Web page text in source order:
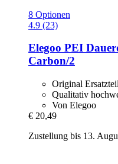
8 Optionen
4.9 (23)
Elegoo PEI
Carbon/2
Original Ersatzteil
Qualitativ
Von Elegoo
€ 20,49
Zustellung bis 13.